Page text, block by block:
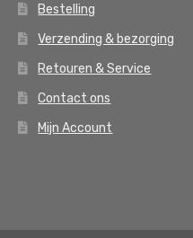
Bestelling
Verzending & bezorging
Retouren & Service
Contact ons
Mijn Account